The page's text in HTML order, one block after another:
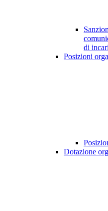
di
Posizioni
Dotazione